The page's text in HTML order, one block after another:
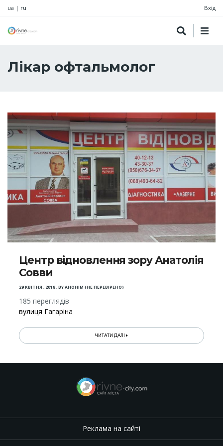
ua | ru Вхід
Лікар офтальмолог
Центр відновлення зору Анатолія
Совви
29 КВІТНЯ , 2018,BYАНОНІМ (НЕ ПЕРЕВІРЕНО)
185 переглядів
вулиця Гагаріна
ЧИТАТИ ДАЛІ
Реклама на сайті